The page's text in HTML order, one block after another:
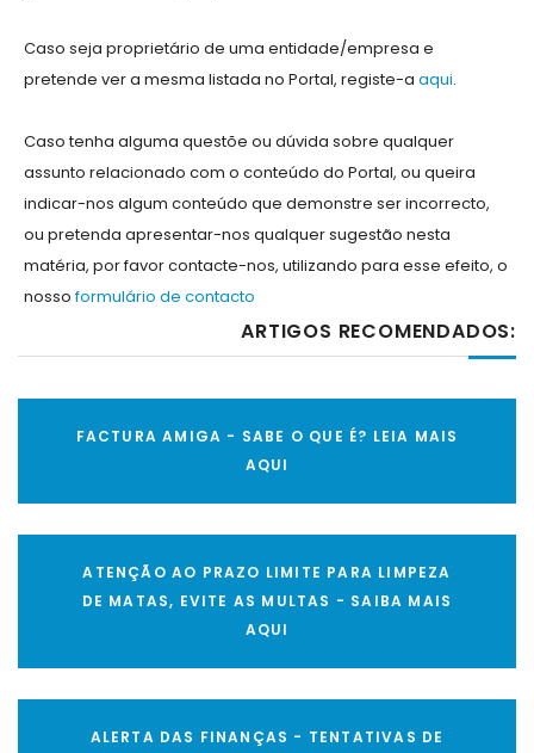
Caso seja proprietário de uma entidade/empresa e
pretende ver a mesma listada no Portal, registe-a aqui.
Caso tenha alguma questõe ou dúvida sobre qualquer
assunto relacionado com o conteúdo do Portal, ou queira
indicar-nos algum conteúdo que demonstre ser incorrecto,
ou pretenda apresentar-nos qualquer sugestão nesta
matéria, por favor contacte-nos, utilizando para esse efeito, o
nossoformulário de contacto
ARTIGOS RECOMENDADOS:
FACTURA AMIGA - SABE O QUE É? LEIA MAIS
AQUI
ATENÇÃO AO PRAZO LIMITE PARA LIMPEZA
DE MATAS, EVITE AS MULTAS - SAIBA MAIS
AQUI
ALERTA DAS FINANÇAS - TENTATIVAS DE